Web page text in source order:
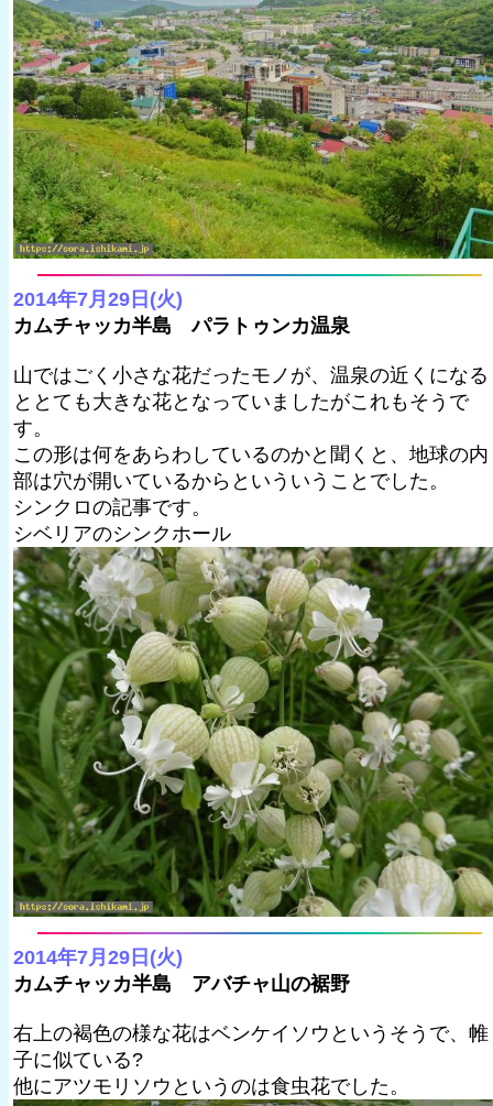
2014年7月29日(火)
カムチャッカ半島 パラトゥンカ温泉
山ではごく小さな花だったモノが、温泉の近くになる
ととても大きな花となっていましたがこれもそうで
す。
この形は何をあらわしているのかと聞くと、地球の内
部は穴が開いているからといういうことでした。
シンクロの記事です。
シベリアのシンクホール
2014年7月29日(火)
カムチャッカ半島 アバチャ山の裾野
右上の褐色の様な花はベンケイソウというそうで、帷
子に似ている?
他にアツモリソウというのは食虫花でした。